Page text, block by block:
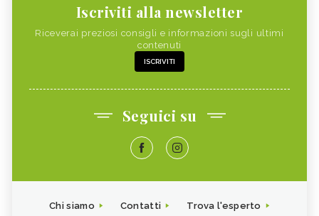
Iscriviti alla newsletter
Riceverai preziosi consigli e informazioni sugli ultimi
contenuti
ISCRIVITI
Seguici su
Chi siamo Contatti Trova l'esperto